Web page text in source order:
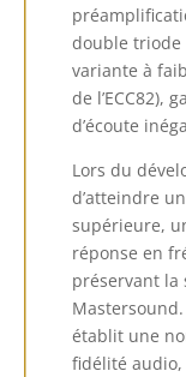
double triode
variante à
de l’ECC82),
d’écoute
Lors du
d’atteindre
supérieure,
réponse en
préservant
établit une
fidélité audio,